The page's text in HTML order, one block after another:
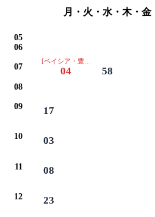
月・火・水・木・金
05
06
07
[ベイシア・豊田厚生病院は通過しま
04 58
08
09 17
10 03
11 08
12 23